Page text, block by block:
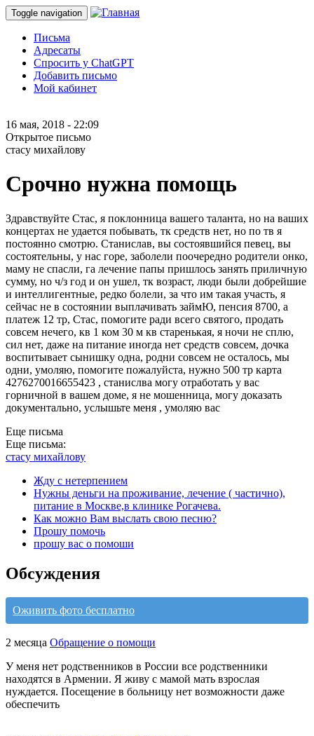
Toggle navigation
Письма
Адресаты
Спросить у ChatGPT
Добавить письмо
Мой кабинет
16 мая, 2018 - 22:09
Открытое письмо
стасу михайлову
Срочно нужна помощь
Здравствуйте Стас, я поклонница вашего таланта, но на ваших
концертах не удается побывать, тк средств нет, но по тв я
постоянно смотрю. Станислав, вы состоявшийся певец, вы
состоятельны, у нас горе, заболели поочередно родители онко,
маму не спасли, га лечение папы пришлось занять приличную
сумму, но ч/з год и он ушел, тк возраст, люди были добрейшие
и интеллигентные, редко болели, за что им такая участь, я
сейчас не в состоянии выплачивать займЮ, пенсия 8700, а
платеж 12 тр, Стас, помогите ради всего святого, продать
совсем нечего, кв 1 ком 30 м кв старенькая, я ночи не сплю,
сил нет, даже на питание иногда нет средств совсем, дочка
воспитывает сынишку одна, родни совсем не осталось, мы
одни, умоляю, помогите пожалуйста, нужно 500 тр карта
4276270016655423 , станислва могу отработать у вас
горничной в вашем доме, я не мошенница, могу доказать
документально, услышьте меня , умоляю вас
Еще письма
Еще письма:
стасу михайлову
Жду с нетерпением
Нужны деньги на проживание, лечение ( частично),
питание в Москве,в клинике Рогачева.
Как можно Вам выслать свою песню?
Прошу помочь
прошу вас о помоши
Обсуждения
Оживить фото бесплатно
2 месяца Обращение о помощи
У меня нет родственников в России все родственники
находятся в Армении. Я живу с мамой мать взрослая
нуждается. Посещение в больницу нет возможности даже
обеспечить